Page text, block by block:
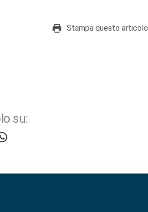
Stampa questo articolo
su: